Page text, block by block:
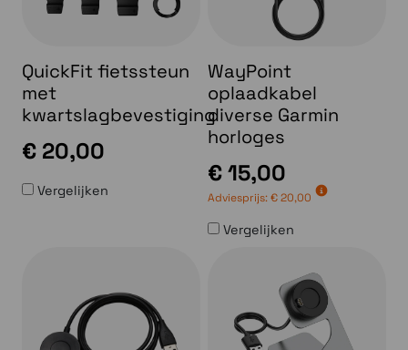
QuickFit fietssteun
met
kwartslagbevestiging
€ 20,00
Vergelijken
WayPoint
oplaadkabel
diverse Garmin
horloges
€ 15,00
Adviesprijs:€ 20,00
Vergelijken